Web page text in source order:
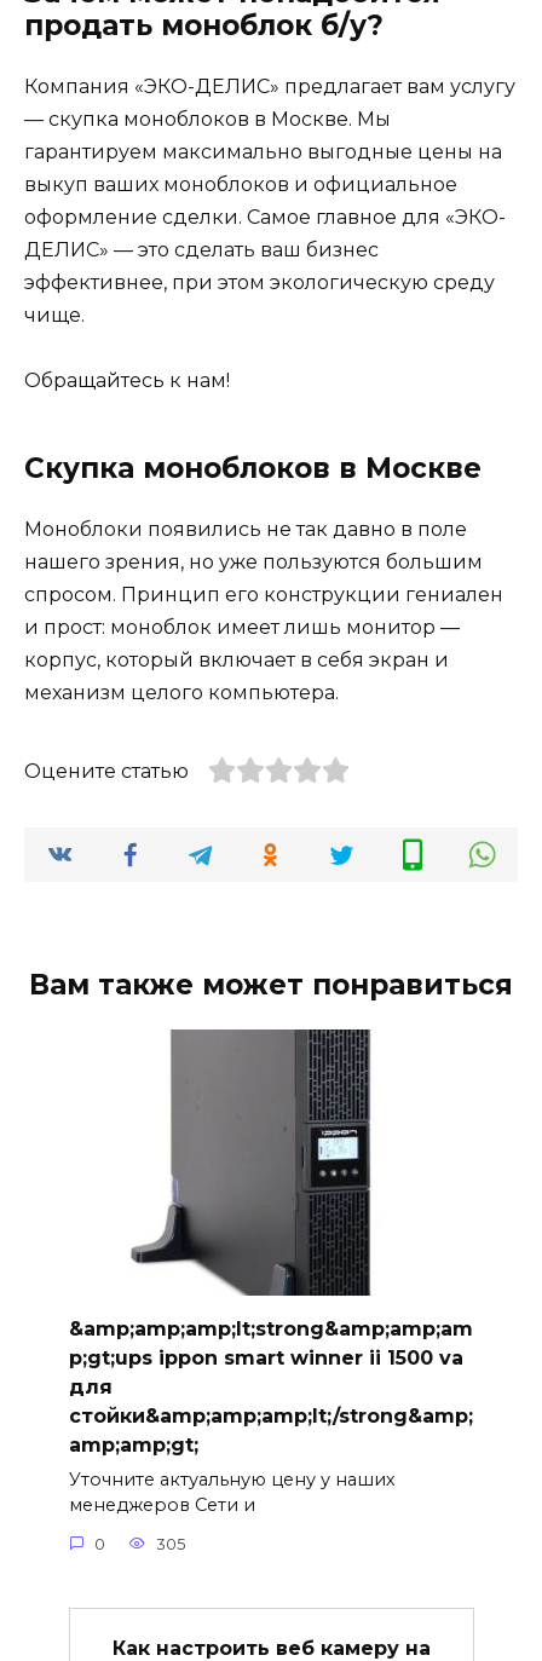
продать моноблок б/у?
Компания «ЭКО-ДЕЛИС» предлагает вам услугу
— скупка моноблоков в Москве. Мы
гарантируем максимально выгодные цены на
выкуп ваших моноблоков и официальное
оформление сделки. Самое главное для «ЭКО-
ДЕЛИС» — это сделать ваш бизнес
эффективнее, при этом экологическую среду
чище.
Обращайтесь к нам!
Скупка моноблоков в Москве
Моноблоки появились не так давно в поле
нашего зрения, но уже пользуются большим
спросом. Принцип его конструкции гениален
и прост: моноблок имеет лишь монитор —
корпус, который включает в себя экран и
механизм целого компьютера.
Оцените статью
Вам также может понравиться
&amp;amp;amp;lt;strong&amp;amp;am
p;gt;ups ippon smart winner ii 1500 va
для
стойки&amp;amp;amp;lt;/strong&amp;
amp;amp;gt;
Уточните актуальную цену у наших
менеджеров Сети и
0 305
Как настроить веб камеру на